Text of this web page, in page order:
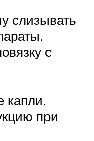
слизывать
с
капли.
при